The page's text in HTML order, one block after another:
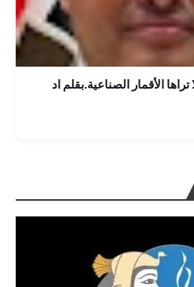
الأقمار الصناعية.بقلم اد